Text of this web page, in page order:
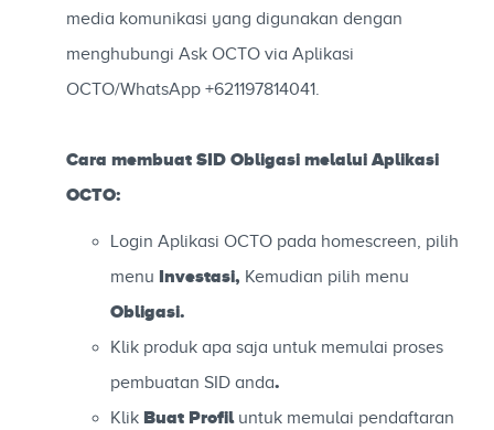
media komunikasi yang digunakan dengan
menghubungi Ask OCTO via Aplikasi
OCTO/WhatsApp +621197814041.
Cara membuat SID Obligasi melalui Aplikasi
OCTO:
Login Aplikasi OCTO pada homescreen, pilih
menu Investasi, Kemudian pilih menu
Obligasi.
Klik produk apa saja untuk memulai proses
pembuatan SID anda.
Klik Buat Profiluntuk memulai pendaftaran